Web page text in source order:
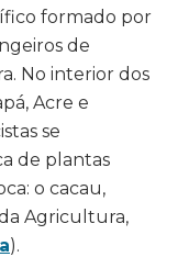
formado por
de
No interior dos
Acre e
se
de plantas
o cacau,
Agricultura,
).